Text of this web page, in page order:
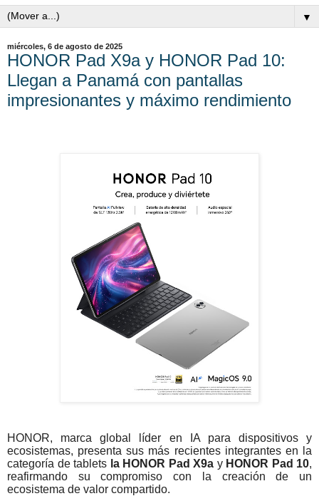
▼
miércoles, 6 de agosto de 2025
HONOR Pad X9a y HONOR Pad 10:
Llegan a Panamá con pantallas
impresionantes y máximo rendimiento
HONOR, marca global líder en IA para dispositivos y
ecosistemas, presenta sus más recientes integrantes en la
categoría de tablets la HONOR Pad X9a y HONOR Pad 10,
reafirmando su compromiso con la creación de un
ecosistema de valor compartido.